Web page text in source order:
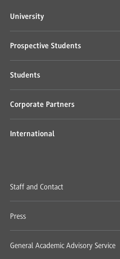
University
Prospective Students
Students
Corporate Partners
International
Staff and Contact
Press
General Academic Advisory Service